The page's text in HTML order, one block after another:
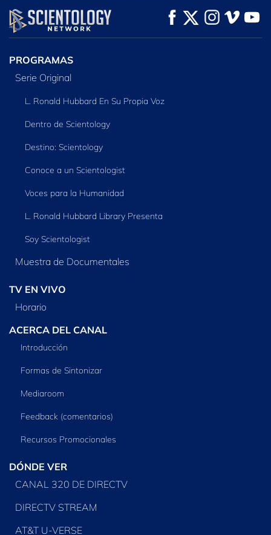
VE
EXPLORA LAS
SERIES
PROGRAMAS
Serie Original
L. Ronald Hubbard En Su Propia Voz
Dentro de Scientology
Destino: Scientology
Conoce a un Scientologist
Voces para la Humanidad
L. Ronald Hubbard Library Presenta
Soy Scientologist
Muestra de Documentales
TV EN VIVO
Horario
ACERCA DEL CANAL
Introducción
Formas de Sintonizar
Mediaroom
Feedback (comentarios)
Recursos Promocionales
DÓNDE VER
CANAL 320 DE DIRECTV
DIRECTV STREAM
AT&T U-VERSE